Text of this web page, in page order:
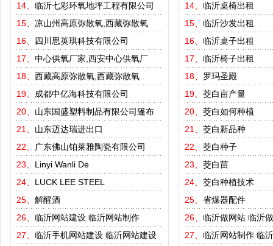
14、 临沂七彩环氧地坪工程有限公司
15、 凉山州高原弥散氧,西藏弥散氧
16、 四川思英琪科技有限公司
17、 中心供氧厂家,西安中心供氧厂
18、 西藏高原弥散氧,西藏弥散氧
19、 成都中亿海科技有限公司
20、 山东国盛塑料制品有限公司篷布
21、 山东迈达瑞进出口
22、
广东佛山铂莱雅陶瓷有限公司
23、 Linyi Wanli De
24、 LUCK LEE STEEL
25、 解醒酒
26、 临沂网站建设 临沂网站制作
27、 临沂手机网站建设 临沂网站建设
14、 临沂桌椅出租
15、 临沂沙发出租
16、 临沂桌子出租
17、 临沂椅子出租
18、 罗玛圣殿
19、 茭白亩产量
20、 茭白如何种植
21、 茭白新品种
22、 茭白种子
23、 茭白苗
24、 茭白种植技术
25、 省煤器配件
26、 临沂做网站 临沂
27、 临沂网站制作 临